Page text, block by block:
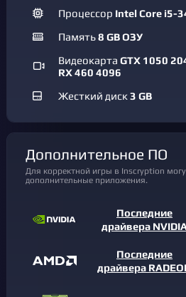
Процессор Intel Core i5-
Память8 GB ОЗУ
Видеокарта GTX 1050
RX 460 4096
Жесткий диск3 GB
Дополнительное ПО
Для корректной игры в Inscryption могут понадобиться
дополнительные приложения.
Последние
драйвера
Последние
драйвера